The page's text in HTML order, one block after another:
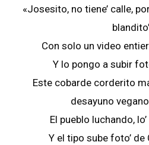
«Josesito, no tiene’ calle,
Con solo un video
Y lo pongo a subir
Este cobarde corderito
desayuno
El pueblo luchando,
Y el tipo sube foto’ de